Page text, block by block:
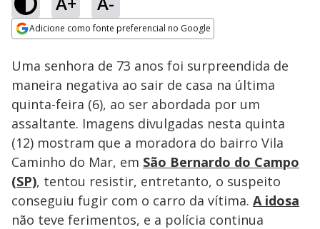
Adicione como fonte preferencial no Google
Ativar
100.00%
Uma senhora de 73 anos foi surpreendida de
maneira negativa ao sair de casa na última
quinta-feira (6), ao ser abordada por um
assaltante. Imagens divulgadas nesta quinta
(12) mostram que a moradora do bairro Vila
Caminho do Mar, em São Bernardo do Campo
(SP), tentou resistir, entretanto, o suspeito
conseguiu fugir com o carro da vítima. A idosa
não teve ferimentos, e a polícia continua